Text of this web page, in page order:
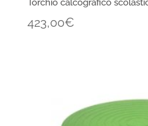
Torchio calcografico
423,00€